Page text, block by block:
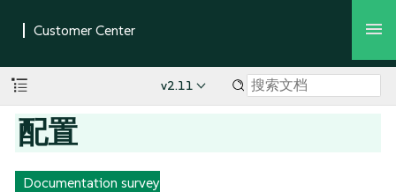
v2.11
配置
Documentation survey